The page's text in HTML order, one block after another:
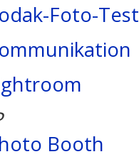
Foto-Test
Booth